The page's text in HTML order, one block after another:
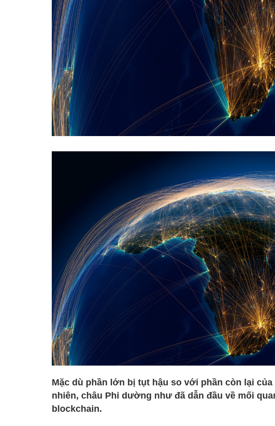
Mặc dù phần lớn bị tụt hậu so với phần còn lại
nhiên, châu Phi dường như đã dẫn đầu về mối
blockchain.